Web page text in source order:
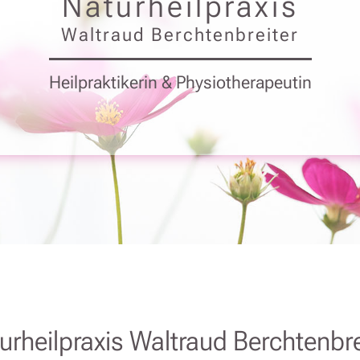
Waltraud Berchtenbreiter
Heilpraktikerin & Physiotherapeutin
Waltraud